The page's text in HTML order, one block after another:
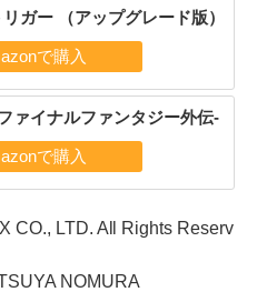
ガー （アップグレード版）
ァイナルファンタジー外伝-
CO., LTD. All Rights Reserv
NOMURA